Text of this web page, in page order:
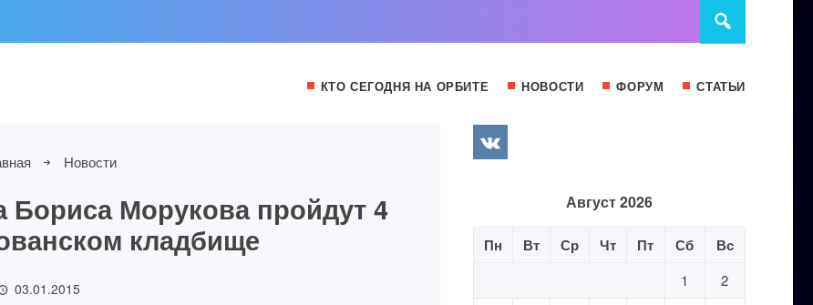
КТО СЕГОДНЯ НА ОРБИТЕ НОВОСТИ ФОРУМ СТАТЬИ
Новости
Морукова пройдут 4
кладбище
03.01.2015
Август 2026
Пн Вт Ср Чт Пт Сб Вс
1
2